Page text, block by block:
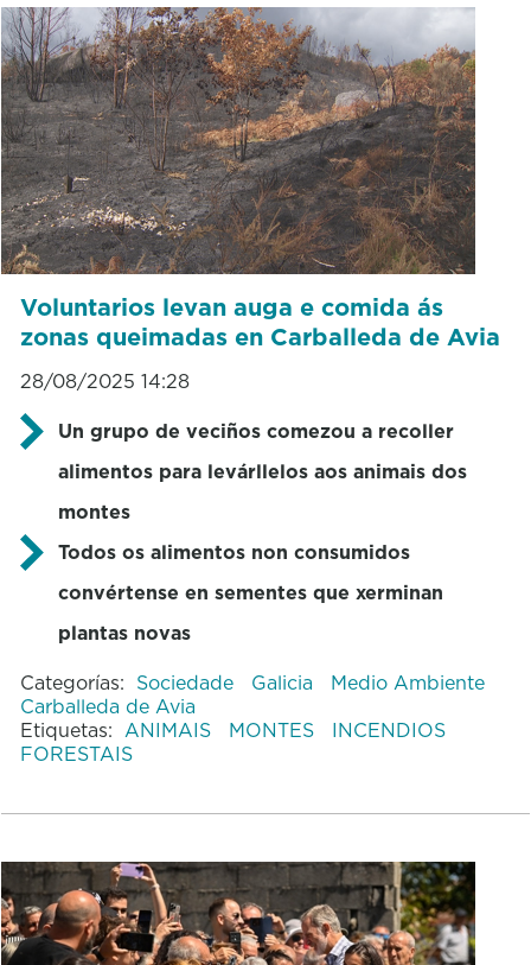
Voluntarios levan auga e comida ás
zonas queimadas en Carballeda de Avia
28/08/2025 14:28
Un grupo de veciños comezou a recoller
alimentos para levárllelos aos animais dos
montes
Todos os alimentos non consumidos
convértense en sementes que xerminan
plantas novas
Categorías: Sociedade Galicia
Medio Ambiente
Carballeda de Avia
Etiquetas: ANIMAIS MONTES
INCENDIOS
FORESTAIS